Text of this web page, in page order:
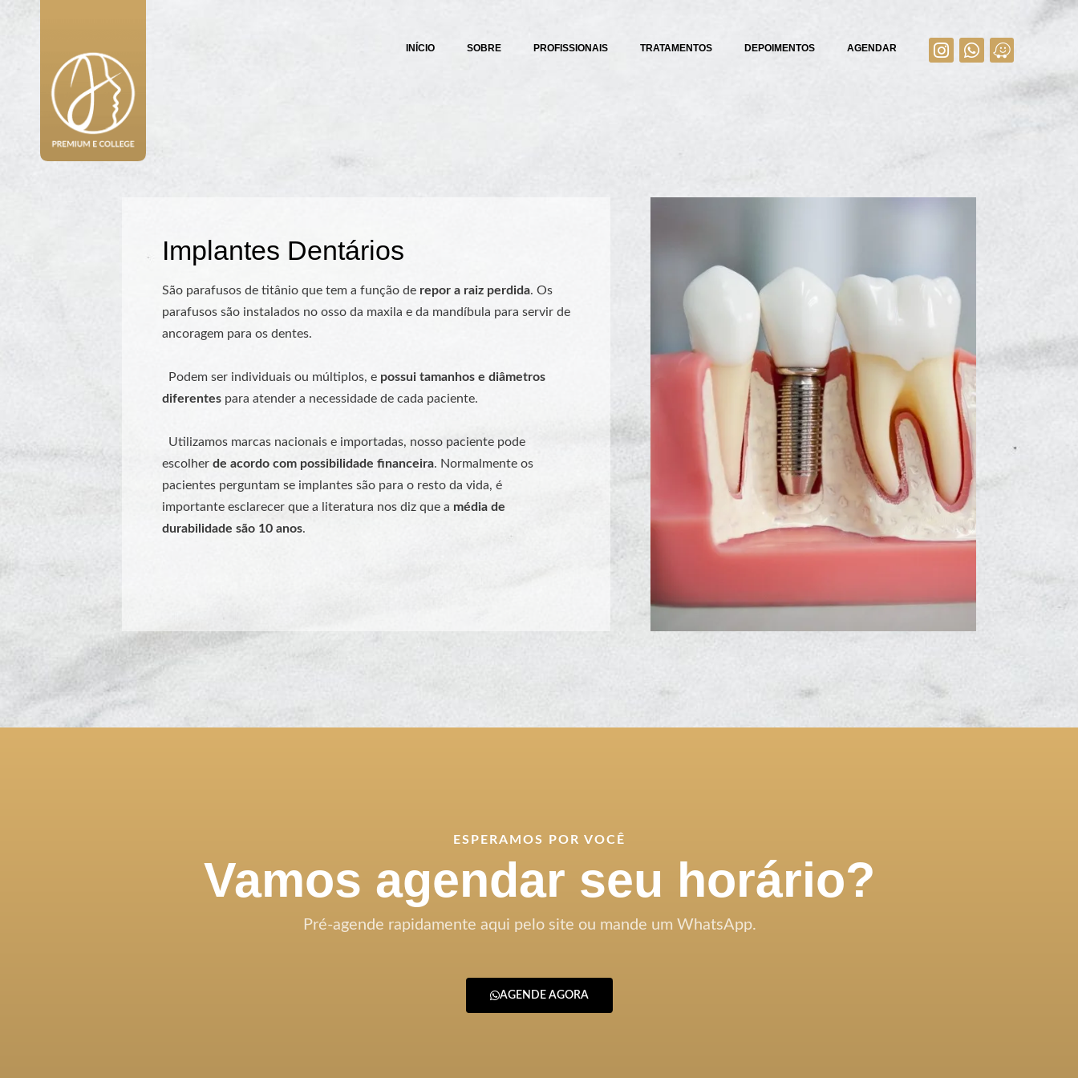
INÍCIO SOBRE PROFISSIONAIS TRATAMENTOS DEPOIMENTOS AGENDAR
Implantes Dentários
São parafusos de titânio que tem a função de repor a raiz perdida. Os
parafusos são instalados no osso da maxila e da mandíbula para servir de
ancoragem para os dentes.
Podem ser individuais ou múltiplos, e possui tamanhos e diâmetros
diferentes para atender a necessidade de cada paciente.
Utilizamos marcas nacionais e importadas, nosso paciente pode
escolher de acordo com possibilidade financeira. Normalmente os
pacientes perguntam se implantes são para o resto da vida, é
importante esclarecer que a literatura nos diz que a média de
durabilidade são 10 anos.
ESPERAMOS POR VOCÊ
Vamos agendar seu horário?
Pré-agende rapidamente aqui pelo site ou mande um WhatsApp.
AGENDE AGORA